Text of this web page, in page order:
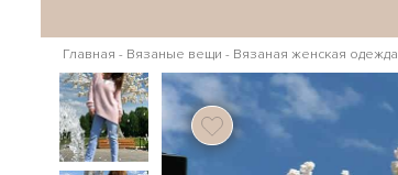
Главная - Вязаные вещи - Вязаная женская одежда
109